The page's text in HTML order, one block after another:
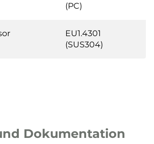
(PC)
EU1.4301
(SUS304)
Dokumentation